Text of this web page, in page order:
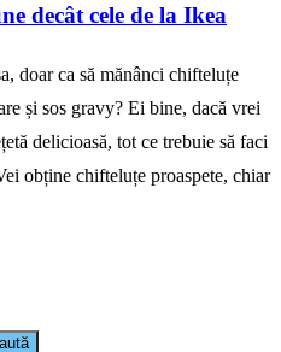
decât cele de la Ikea
doar ca să mănânci chifteluțe
și sos gravy? Ei bine, dacă vrei
delicioasă, tot ce trebuie să faci
obține chifteluțe proaspete, chiar